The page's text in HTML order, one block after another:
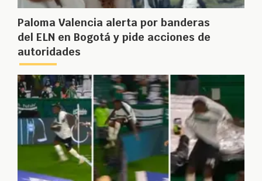
Paloma Valencia alerta por banderas
del ELN en Bogotá y pide acciones de
autoridades